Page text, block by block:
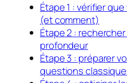
Étape 1 : vérifier
(et comment)
Étape 2 :
profondeur
Étape 3 : préparer
questions